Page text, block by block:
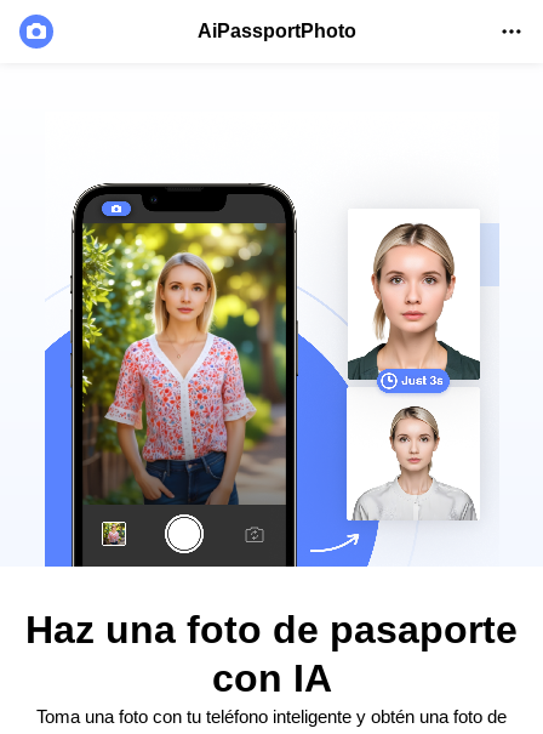
AiPassportPhoto
Haz una foto de pasaporte
con IA
Toma una foto con tu teléfono inteligente y obtén una foto de